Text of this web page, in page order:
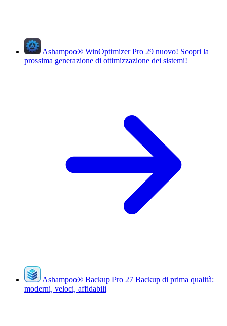
Ashampoo® WinOptimizer Pro 29 nuovo! Scopri la
prossima generazione di ottimizzazione dei sistemi!
Ashampoo® Backup Pro 27 Backup di prima qualità:
moderni, veloci, affidabili